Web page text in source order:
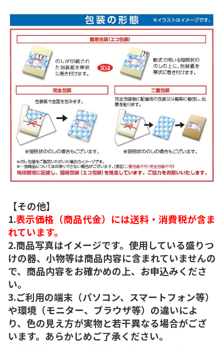
【その他】
1.表示価格（商品代金）には送料・消費税が含ま
れています。
2.商品写真はイメージです。使用している盛りつ
けの器、小物等は商品内容に含まれていませんの
で、商品内容をお確かめの上、お申込みくださ
い。
3.ご利用の端末（パソコン、スマートフォン等）
や環境（モニター、ブラウザ等）の違いによ
り、色の見え方が実物と若干異なる場合がござ
います。あらかじめご了承ください。